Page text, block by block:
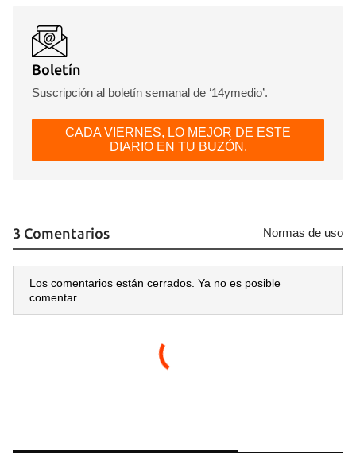
Boletín
Suscripción al boletín semanal de ‘14ymedio’.
CADA VIERNES, LO MEJOR DE ESTE
DIARIO EN TU BUZÓN.
3 Comentarios Normas de uso
Los comentarios están cerrados. Ya no es posible
comentar